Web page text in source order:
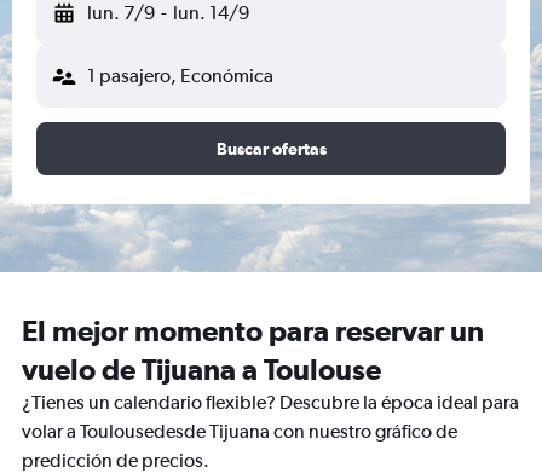
lun. 7/9 - lun. 14/9
1 pasajero, Económica
Buscar ofertas
El mejor momento para reservar un
vuelo de Tijuana a Toulouse
¿Tienes un calendario flexible? Descubre la época ideal para
volar a Toulousedesde Tijuana con nuestro gráfico de
predicción de precios.